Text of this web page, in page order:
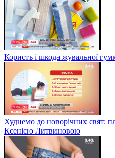
Користь і шкода жувальної
Худнемо до новорічних свят:
Ксенією Литвиновою